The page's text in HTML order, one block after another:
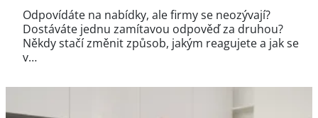
Odpovídáte na nabídky, ale firmy se neozývají?
Dostáváte jednu zamítavou odpověď za druhou?
Někdy stačí změnit způsob, jakým reagujete a jak se
v…